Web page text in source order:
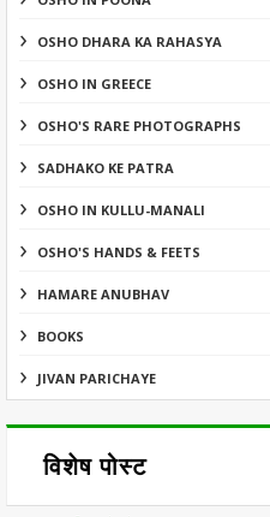
OSHO DHARA KA RAHASYA
OSHO IN GREECE
OSHO'S RARE PHOTOGRAPHS
SADHAKO KE PATRA
OSHO IN KULLU-MANALI
OSHO'S HANDS & FEETS
HAMARE ANUBHAV
BOOKS
JIVAN PARICHAYE
विशेष पोस्ट